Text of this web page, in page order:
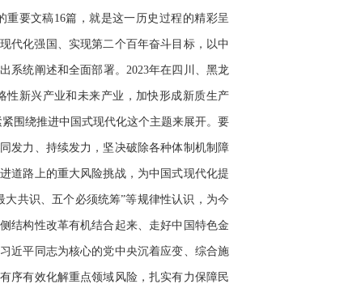
重要文稿16篇，就是这一历史过程的精彩呈
代化强国、实现第二个百年奋斗目标，以中
系统阐述和全面部署。2023年在四川、黑龙
性新兴产业和未来产业，加快形成新质生产
围绕推进中国式现代化这个主题来展开。要
发力、持续发力，坚决破除各种体制机制障
道路上的重大风险挑战，为中国式现代化提
共识、五个必须统筹”等规律性认识，为今
结构性改革有机结合起来、走好中国特色金
近平同志为核心的党中央沉着应变、综合施
序有效化解重点领域风险，扎实有力保障民